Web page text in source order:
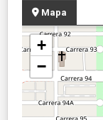
Mapa
+
−